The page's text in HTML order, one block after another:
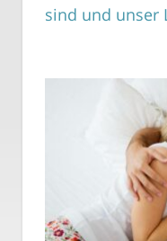
sind und unser